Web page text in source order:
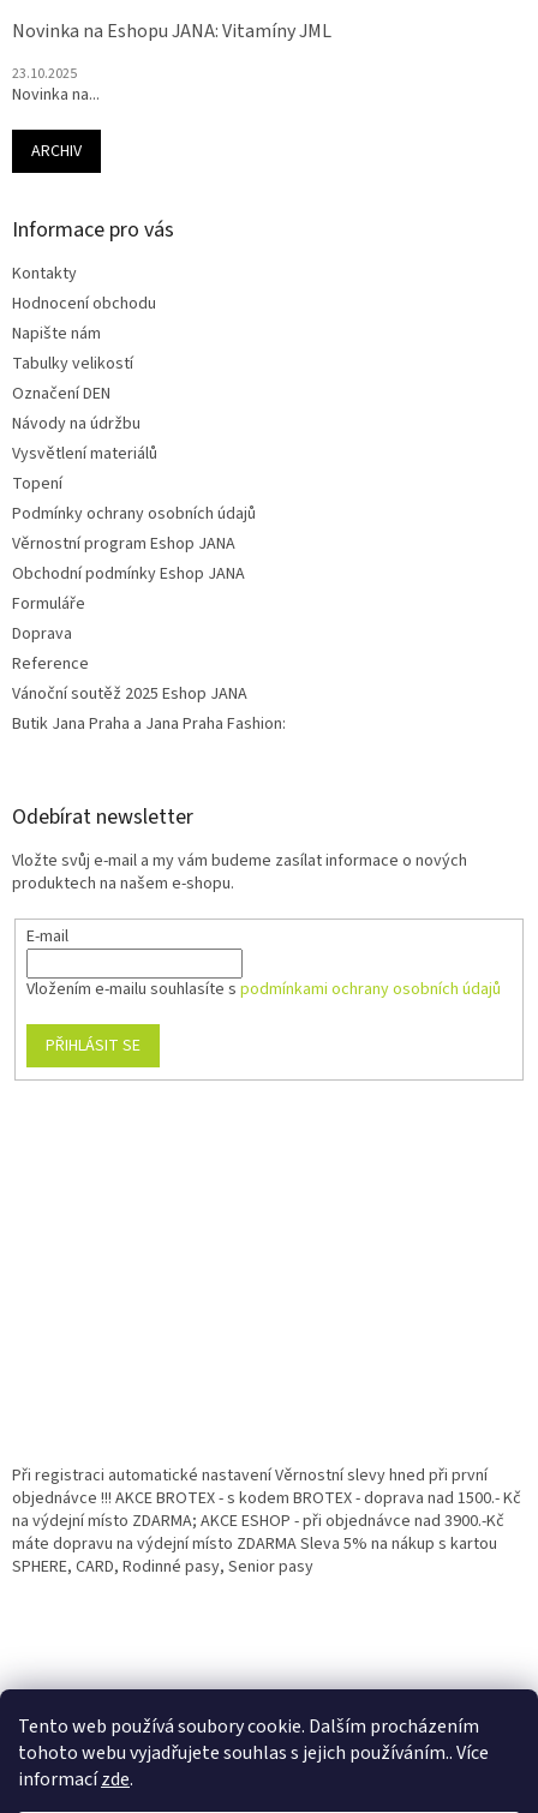
Tento web používá soubory cookie. Dalším procházením
tohoto webu vyjadřujete souhlas s jejich používáním.. Více
informacízde.
Novinka na Eshopu JANA: Vitamíny JML
23.10.2025
Novinka na...
ARCHIV
Informace pro vás
Kontakty
Hodnocení obchodu
Napište nám
Tabulky velikostí
Označení DEN
Návody na údržbu
Vysvětlení materiálů
Topení
Podmínky ochrany osobních údajů
Věrnostní program Eshop JANA
Obchodní podmínky Eshop JANA
Formuláře
Doprava
Reference
Vánoční soutěž 2025 Eshop JANA
Butik Jana Praha a Jana Praha Fashion:
Odebírat newsletter
Vložte svůj e-mail a my vám budeme zasílat informace o nových
produktech na našem e-shopu.
E-mail
Vložením e-mailu souhlasíte s podmínkami ochrany osobních údajů
PŘIHLÁSIT SE
Při registraci automatické nastavení Věrnostní slevy hned při první
objednávce !!! AKCE BROTEX - s kodem BROTEX - doprava nad 1500.- Kč
na výdejní místo ZDARMA; AKCE ESHOP - při objednávce nad 3900.-Kč
máte dopravu na výdejní místo ZDARMA Sleva 5% na nákup s kartou
SPHERE, CARD, Rodinné pasy, Senior pasy